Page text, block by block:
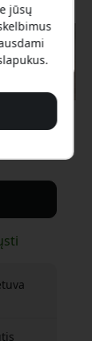
jūsų